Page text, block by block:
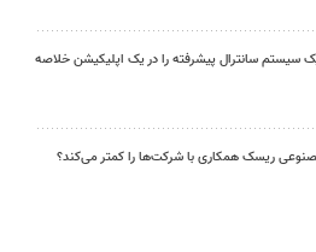
سیستم سانترال پیشرفته را در یک اپلیکیشن خلاصه
ریسک همکاری با شرکت‌ها را کمتر می‌کند؟